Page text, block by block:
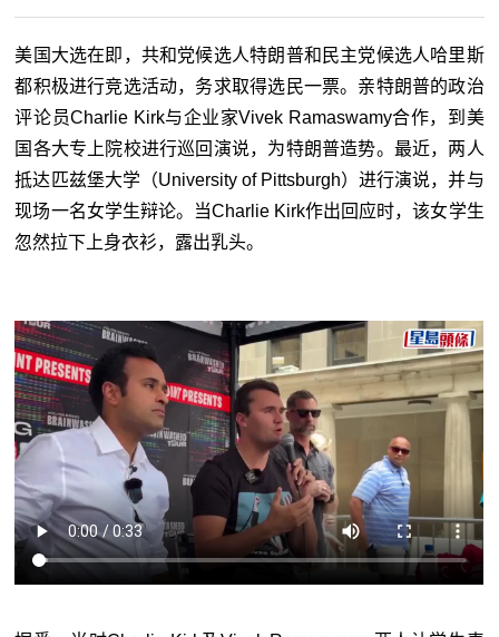
美国大选在即，共和党候选人特朗普和民主党候选人哈里斯
都积极进行竞选活动，务求取得选民一票。亲特朗普的政治
评论员Charlie Kirk与企业家Vivek Ramaswamy合作，到美
国各大专上院校进行巡回演说，为特朗普造势。最近，两人
抵达匹兹堡大学（University of Pittsburgh）进行演说，并与
现场一名女学生辩论。当Charlie Kirk作出回应时，该女学生
忽然拉下上身衣衫，露出乳头。